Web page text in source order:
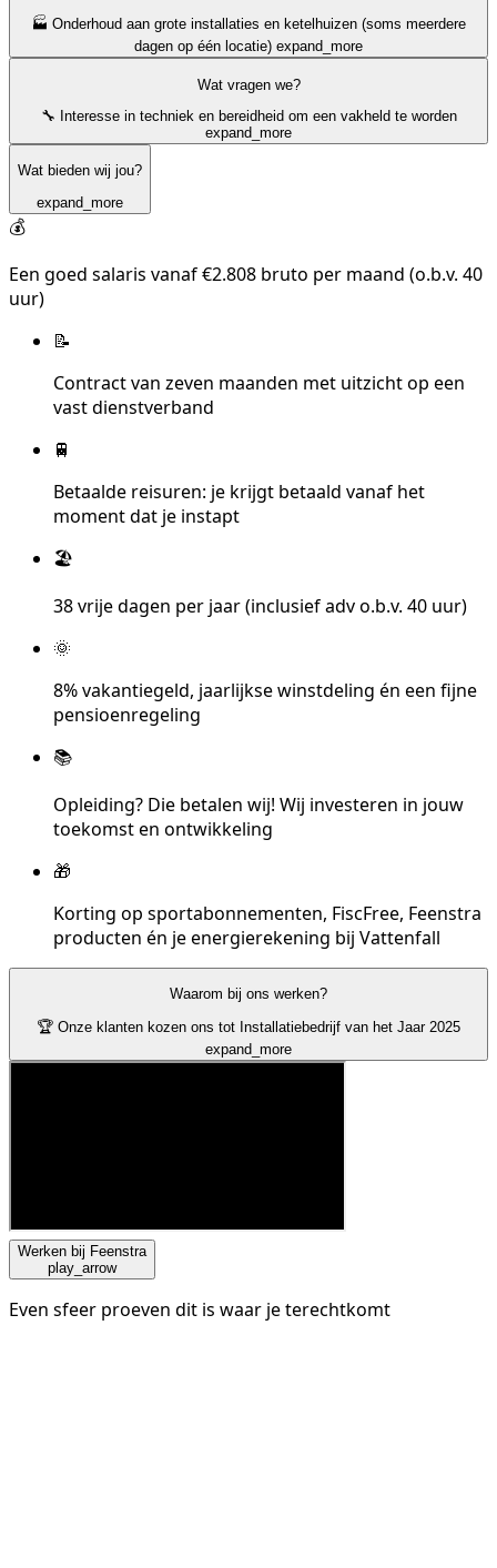
🏭 Onderhoud aan grote installaties en ketelhuizen (soms meerdere
dagen op één locatie) expand_more
Wat vragen we?
🔧 Interesse in techniek en bereidheid om een vakheld te worden
expand_more
Wat bieden wij jou?
expand_more
💰
Een goed salaris vanaf €2.808 bruto per maand (o.b.v. 40
uur)
📝
Contract van zeven maanden met uitzicht op een
vast dienstverband
🚆
Betaalde reisuren: je krijgt betaald vanaf het
moment dat je instapt
🏖️
38 vrije dagen per jaar (inclusief adv o.b.v. 40 uur)
🌞
8% vakantiegeld, jaarlijkse winstdeling én een fijne
pensioenregeling
📚
Opleiding? Die betalen wij! Wij investeren in jouw
toekomst en ontwikkeling
🎁
Korting op sportabonnementen, FiscFree, Feenstra
producten én je energierekening bij Vattenfall
Waarom bij ons werken?
🏆 Onze klanten kozen ons tot Installatiebedrijf van het Jaar 2025
expand_more
Werken bij Feenstra
play_arrow
Even sfeer proeven dit is waar je terechtkomt